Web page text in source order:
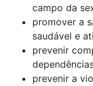
campo da
promover a
saudável e
prevenir
prevenir a